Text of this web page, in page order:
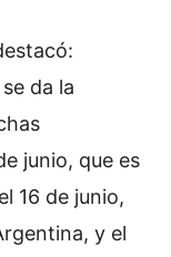
da la
junio, que es
16 de junio,
y el